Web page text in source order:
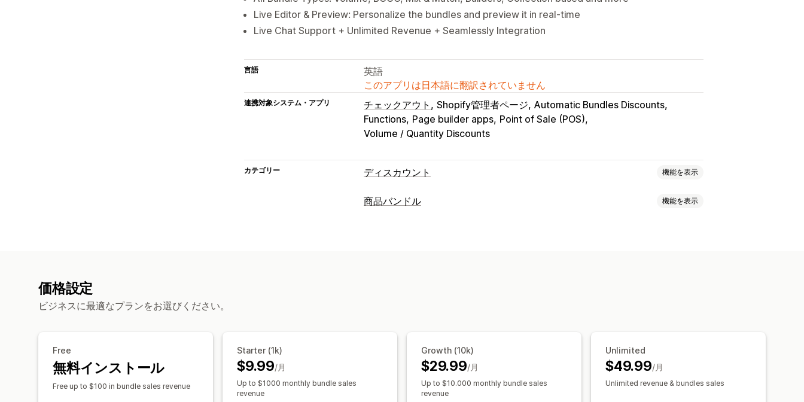
Live Editor & Preview: Personalize the bundles and preview it in real-time
Live Chat Support + Unlimited Revenue + Seamlessly Integration
言語
英語
このアプリは日本語に翻訳されていません
連携対象システム・アプリ チェックアウト Shopify管理者ページ Automatic Bundles Discounts
Functions Page builder apps Point of Sale (POS)
Volume / Quantity Discounts
カテゴリー ディスカウント 機能を表示
ディスカウントの種類
ディスカウントの組み合わせ
絞り込み
商品バンドル 機能を表示
ボリュームディスカウント
割引率によるディスカウント
カートディスカウント 無料配送
卸売価格
カスタム価格
価格設定
ビジネスに最適なプランをお選びください。
Free
無料インストール
Free up to $100 in bundle sales revenue
Starter (1k)
$9.99/月
Up to $1000 monthly bundle sales
revenue
Growth (10k)
$29.99/月
Up to $10.000 monthly bundle sales
revenue
Unlimited
$49.99/月
Unlimited revenue & bundles sales